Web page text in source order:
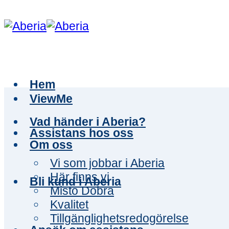
to
Hem
Assistans hos oss
Bli kund i Aberia
ViewMe
Vad händer i Aberia?
Om oss
Vi som jobbar i Aberia
Här finns vi
Misto Dobra
Kvalitet
Tillgänglighetsredogörelse